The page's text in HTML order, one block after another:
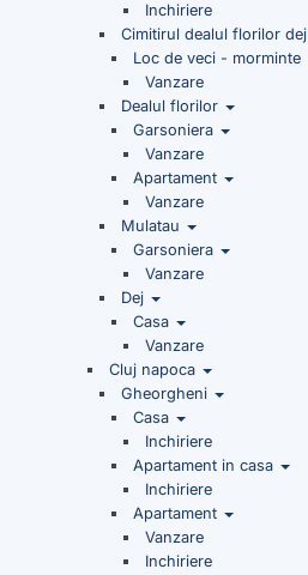
Inchiriere
Cimitirul dealul florilor dej
Loc de veci - morminte
Vanzare
Dealul florilor
Garsoniera
Vanzare
Apartament
Vanzare
Mulatau
Garsoniera
Vanzare
Dej
Casa
Vanzare
Cluj napoca
Gheorgheni
Casa
Inchiriere
Apartament in casa
Inchiriere
Apartament
Vanzare
Inchiriere